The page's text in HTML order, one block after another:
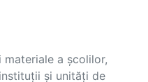
materiale a școlilor,
și unități de